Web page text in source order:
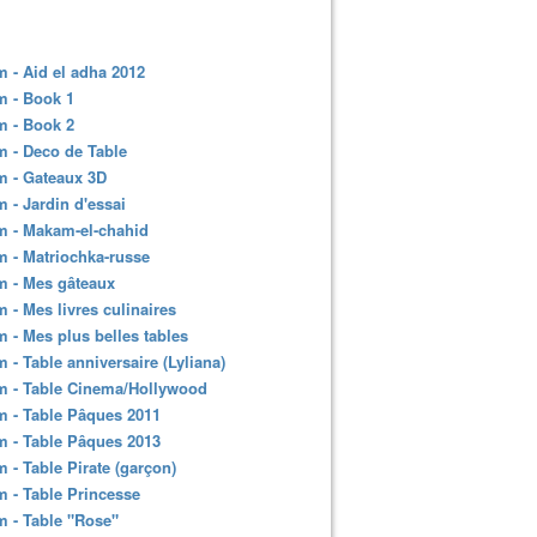
- Aid el adha 2012
- Book 1
- Book 2
- Deco de Table
- Gateaux 3D
- Jardin d'essai
- Makam-el-chahid
- Matriochka-russe
- Mes gâteaux
- Mes livres culinaires
- Mes plus belles tables
- Table anniversaire (Lyliana)
- Table Cinema/Hollywood
- Table Pâques 2011
- Table Pâques 2013
- Table Pirate (garçon)
- Table Princesse
- Table "Rose"